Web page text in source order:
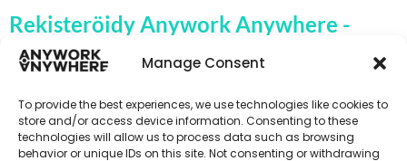
Manage Consent
To provide the best experiences, we use technologies like cookies to
store and/or access device information. Consenting to these
technologies will allow us to process data such as browsing
behavior or unique IDs on this site. Not consenting or withdrawing
Rekisteröidy Anywork Anywhere -
yrityksen työpaikkahälytyksiin
🌞 VASTAANOTA TYÖPAIKKAILMOITUKSET